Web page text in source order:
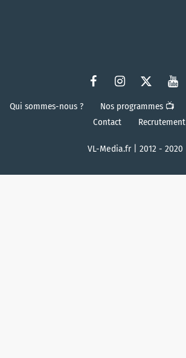
Qui sommes-nous ? Nos programmes 📺
Contact
Recrutement
VL-Media.fr | 2012 - 2020